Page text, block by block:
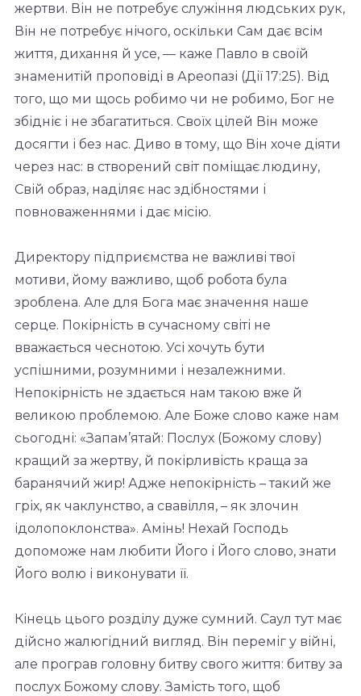
жертви. Він не потребує служіння людських рук,
Він не потребує нічого, оскільки Сам дає всім
життя, дихання й усе, — каже Павло в своїй
знаменитій проповіді в Ареопазі (Дії 17:25). Від
того, що ми щось робимо чи не робимо, Бог не
збідніє і не збагатиться. Своїх цілей Він може
досягти і без нас. Диво в тому, що Він хоче діяти
через нас: в створений світ поміщає людину,
Свій образ, наділяє нас здібностями і
повноваженнями і дає місію.
Директору підприємства не важливі твої
мотиви, йому важливо, щоб робота була
зроблена. Але для Бога має значення наше
серце. Покірність в сучасному світі не
вважається чеснотою. Усі хочуть бути
успішними, розумними і незалежними.
Непокірність не здається нам такою вже й
великою проблемою. Але Боже слово каже нам
сьогодні: «Запам’ятай: Послух (Божому слову)
кращий за жертву, й покірливість краща за
баранячий жир! Адже непокірність – такий же
гріх, як чаклунство, а свавілля, – як злочин
ідолопоклонства». Амінь! Нехай Господь
допоможе нам любити Його і Його слово, знати
Його волю і виконувати її.
Кінець цього розділу дуже сумний. Саул тут має
дійсно жалюгідний вигляд. Він переміг у війні,
але програв головну битву свого життя: битву за
послух Божому слову. Замість того, щоб